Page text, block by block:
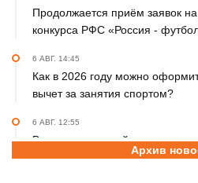
Продолжается приём заявок
конкурса РФС «Россия -
6 АВГ. 14:45
Как в 2026 году можно
вычет за занятия спортом?
6 АВГ. 12:55
В заключительный день
на счету алтайских гребцов
Архив